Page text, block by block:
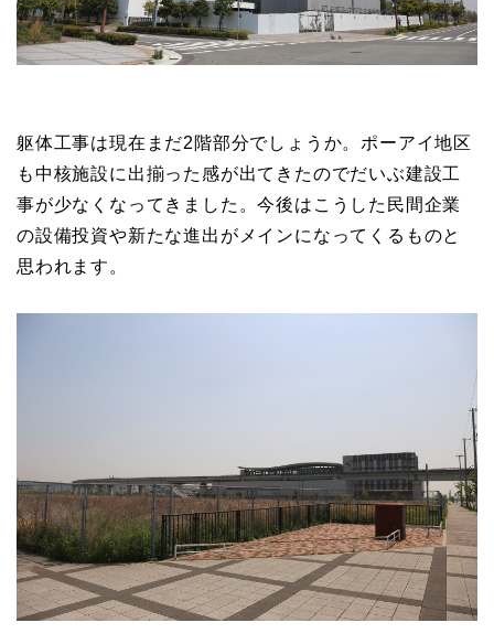
躯体工事は現在まだ2階部分でしょうか。ポーアイ地区
も中核施設に出揃った感が出てきたのでだいぶ建設工
事が少なくなってきました。今後はこうした民間企業
の設備投資や新たな進出がメインになってくるものと
思われます。